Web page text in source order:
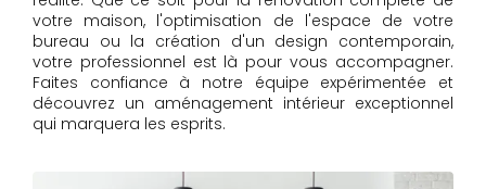
votre maison, l'optimisation de l'espace de votre
bureau ou la création d'un design contemporain,
votre professionnel est là pour vous accompagner.
Faites confiance à notre équipe expérimentée et
découvrez un aménagement intérieur exceptionnel
qui marquera les esprits.